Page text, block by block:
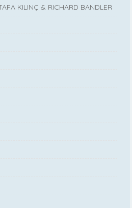
KILINÇ & RICHARD BANDLER